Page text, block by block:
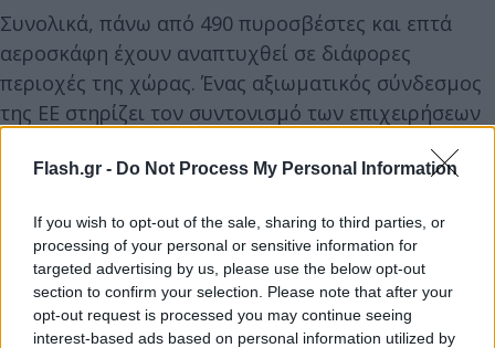
Flash.gr - Do Not Process My Personal Information
If you wish to opt-out of the sale, sharing to third parties, or
processing of your personal or sensitive information for
targeted advertising by us, please use the below opt-out
section to confirm your selection. Please note that after your
opt-out request is processed you may continue seeing
interest-based ads based on personal information utilized by
Συνολικά, πάνω από 490 πυροσβέστες και επτά
αεροσκάφη έχουν αναπτυχθεί σε διάφορες
περιοχές της χώρας. Ένας αξιωματικός σύνδεσμος
της ΕΕ στηρίζει τον συντονισμό των επιχειρήσεων
χαρτογράφησης Copernicus εκτιμά τις ζημιές σε
Επιπλέον, δύο αεροσκάφη Καναντέρ από το
απόθεμα rescEU που φιλοξενείται στην Ισπανία
αποστέλλονται στη βορειοδυτική Τυνησία.